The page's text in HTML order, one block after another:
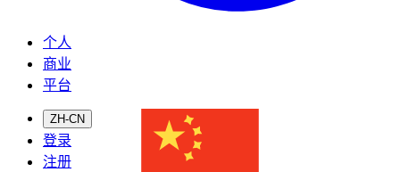
个人
商业
平台
ZH-CN
登录
注册